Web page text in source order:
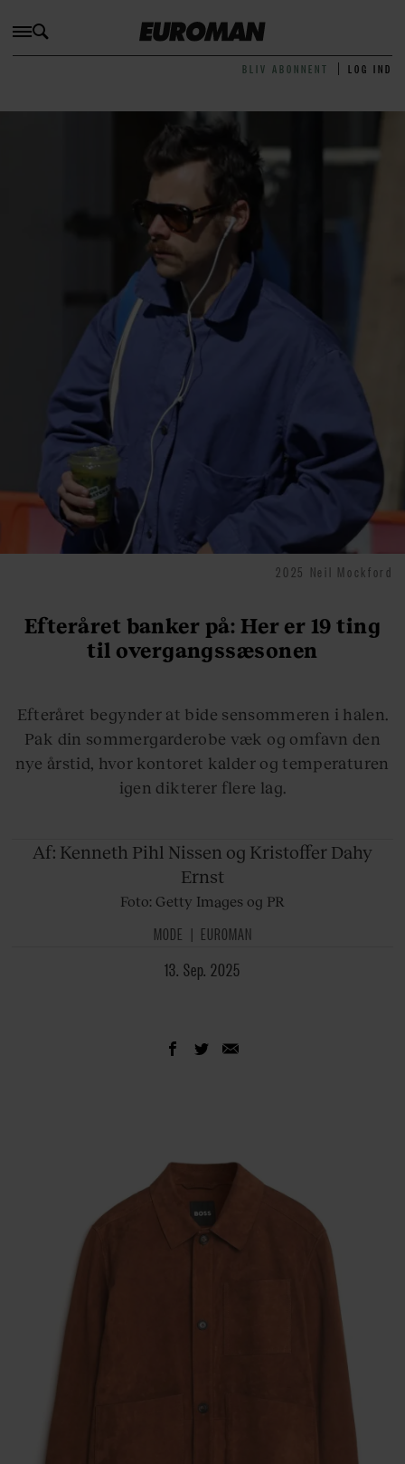
BLIV ABONNENT LOG IND
2025 Neil Mockford
Efteråret banker på: Her er 19 ting
til overgangssæsonen
Efteråret begynder at bide sensommeren i halen.
Pak din sommergarderobe væk og omfavn den
nye årstid, hvor kontoret kalder og temperaturen
igen dikterer flere lag.
Af: Kenneth Pihl Nissen og Kristoffer Dahy
Ernst
Foto: Getty Images og PR
MODE EUROMAN
13. Sep. 2025